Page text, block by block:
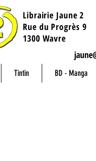
Librairie Jaune 2
​Rue du Progrès 9
1300 Wavre
Tintin BD - Manga